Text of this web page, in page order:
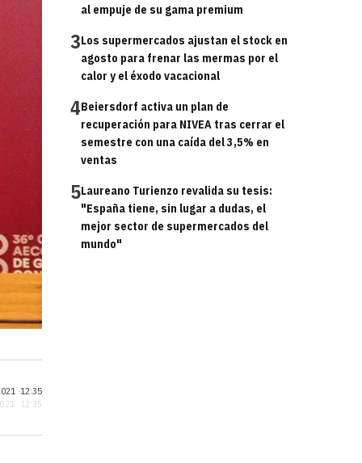
al empuje de su gama premium
3Los supermercados ajustan el stock en
agosto para frenar las mermas por el
calor y el éxodo vacacional
4Beiersdorf activa un plan de
recuperación para NIVEA tras cerrar el
semestre con una caída del 3,5% en
ventas
5Laureano Turienzo revalida su tesis:
"España tiene, sin lugar a dudas, el
mejor sector de supermercados del
mundo"
·12:35
· 12:35